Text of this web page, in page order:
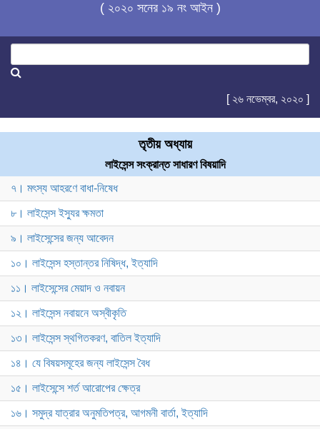
( ২০২০ সনের ১৯ নং আইন )
[ ২৬ নভেম্বর, ২০২০ ]
তৃতীয় অধ্যায়
লাইসেন্স সংক্রান্ত সাধারণ বিষয়াদি
৭। মৎস্য আহরণে বাধা-নিষেধ
৮। লাইসেন্স ইস্যুর ক্ষমতা
৯। লাইসেন্সের জন্য আবেদন
১০। লাইসেন্স হস্তান্তর নিষিদ্ধ, ইত্যাদি
১১। লাইসেন্সের মেয়াদ ও নবায়ন
১২। লাইসেন্স নবায়নে অস্বীকৃতি
১৩। লাইসেন্স স্থগিতকরণ, বাতিল ইত্যাদি
১৪। যে বিষয়সমূহের জন্য লাইসেন্স বৈধ
১৫। লাইসেন্সে শর্ত আরোপের ক্ষেত্র
১৬। সমুদ্র যাত্রার অনুমতিপত্র, আগমনী বার্তা, ইত্যাদি